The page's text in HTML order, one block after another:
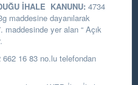
İHALE KANUNU: 4734
maddesine dayanılarak
maddesinde yer alan “ Açık
662 16 83 no.lu telefondan